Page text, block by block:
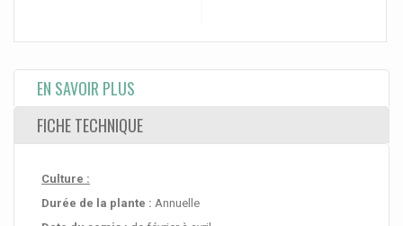
EN SAVOIR PLUS
FICHE TECHNIQUE
Culture :
Durée de la plante : Annuelle